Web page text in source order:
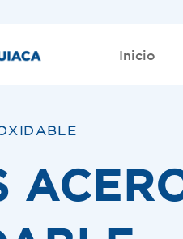
Inicio